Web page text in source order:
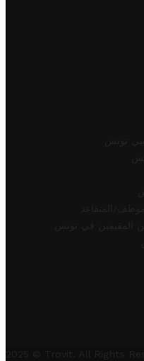
تونس
المتقاعد
المقيمين في تونس
2025 © Trovit. All Rights